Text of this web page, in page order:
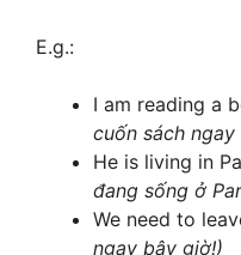
E.g.:
I am reading a
cuốn sách
He is living in
đang sống ở
We need to
ngay bây giờ!)